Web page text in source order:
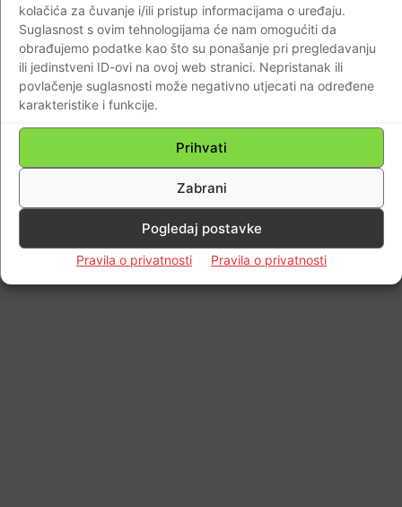
kolačića za čuvanje i/ili pristup informacijama o uređaju.
Suglasnost s ovim tehnologijama će nam omogućiti da
obrađujemo podatke kao što su ponašanje pri pregledavanju
ili jedinstveni ID-ovi na ovoj web stranici. Nepristanak ili
povlačenje suglasnosti može negativno utjecati na određene
karakteristike i funkcije.
Prihvati
Zabrani
Pogledaj postavke
Pravila o privatnosti Pravila o privatnosti
Impressum Kontaktirajte nas Pravila o privatnosti
© Newspaper WordPress Theme by TagDiv